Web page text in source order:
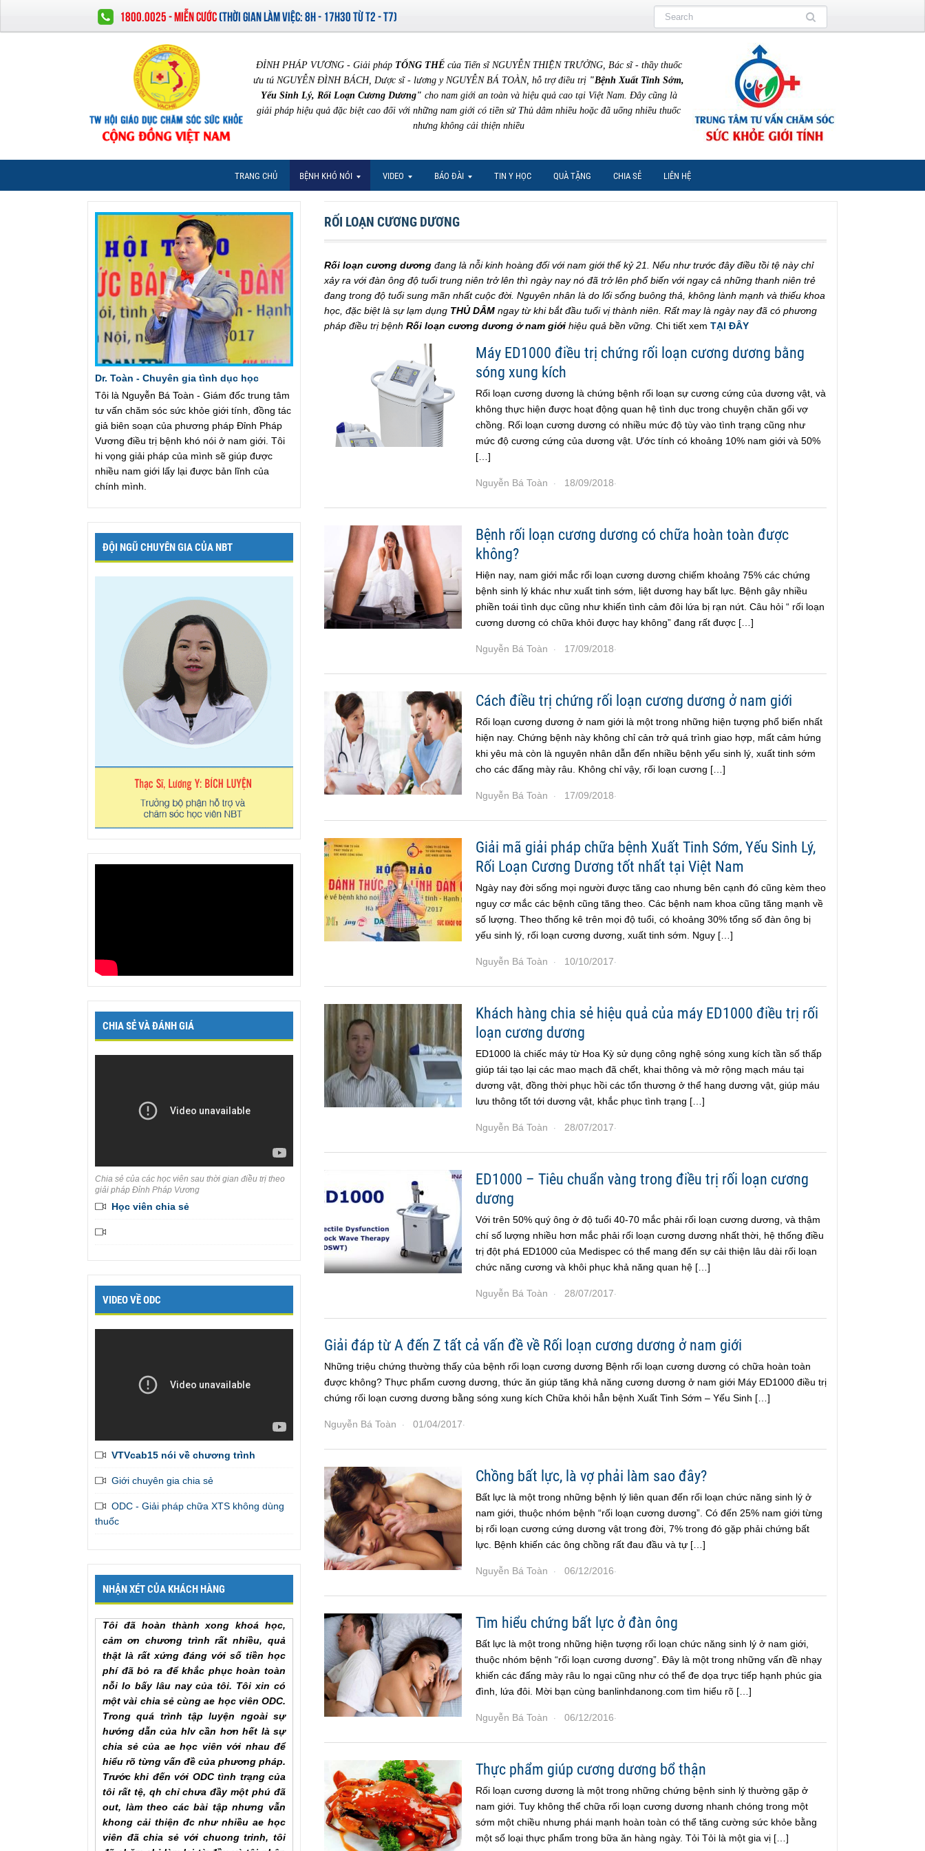
1800.0025 - MIỄN CƯỚC(THỜI GIAN LÀM VIỆC:8H - 17H30 TỪ T2 - T7)
ĐỈNH PHÁP VƯƠNG - Giải pháp TỔNG THỂcủa Tiến sĩ NGUYỄN THIỆN TRƯỞNG, Bác sĩ - thầy thuốc
ưu tú NGUYỄN ĐÌNH BÁCH, Dược sĩ - lương y NGUYỄN BÁ TOÀN, hỗ trợ điều trị "Bệnh Xuất Tinh Sớm,
Yếu Sinh Lý, Rối Loạn Cương Dương" cho nam giới an toàn và hiệu quả cao tại Việt Nam. Đây cũng là
giải pháp hiệu quả đặc biệt cao đối với những nam giới có tiền sử Thủ dâm nhiều hoặc đã uống nhiều thuốc
nhưng không cải thiện nhiều
TRANG CHỦ BỆNH KHÓ NÓI VIDEO BÁO ĐÀI TIN Y HỌC QUÀ TẶNG CHIA SẺ LIÊN HỆ
RỐI LOẠN CƯƠNG DƯƠNG
Rối loạn cương dương đang là nỗi kinh hoàng đối với nam giới thế kỷ 21. Nếu như trước đây điều tồi tệ này chỉ
xảy ra với đàn ông độ tuổi trung niên trở lên thì ngày nay nó đã trở lên phổ biến với ngay cả những thanh niên trẻ
đang trong độ tuổi sung mãn nhất cuộc đời. Nguyên nhân là do lối sống buông thả, không lành mạnh và thiếu khoa
học, đặc biệt là sự lạm dụng THỦ DÂM ngay từ khi bắt đầu tuổi vị thành niên. Rất may là ngày nay đã có phương
pháp điều trị bệnh Rối loạn cương dương ở nam giới hiệu quả bền vững. Chi tiết xem TẠI ĐÂY
Máy ED1000 điều trị chứng rối loạn cương dương bằng
sóng xung kích
Rối loạn cương dương là chứng bệnh rối loạn sự cương cứng của dương vật, và
không thực hiện được hoạt động quan hệ tình dục trong chuyện chăn gối vợ
chồng. Rối loạn cương dương có nhiều mức độ tùy vào tình trạng cũng như
mức độ cương cứng của dương vật. Ước tính có khoảng 10% nam giới và 50%
[…]
Nguyễn Bá Toàn · 18/09/2018·
Bệnh rối loạn cương dương có chữa hoàn toàn được
không?
Hiện nay, nam giới mắc rối loạn cương dương chiếm khoảng 75% các chứng
bệnh sinh lý khác như xuất tinh sớm, liệt dương hay bất lực. Bệnh gây nhiều
phiền toái tình dục cũng như khiến tình cảm đôi lứa bị rạn nứt. Câu hỏi “ rối loạn
cương dương có chữa khỏi được hay không” đang rất được […]
Nguyễn Bá Toàn · 17/09/2018·
Cách điều trị chứng rối loạn cương dương ở nam giới
Rối loạn cương dương ở nam giới là một trong những hiện tượng phổ biến nhất
hiện nay. Chứng bệnh này không chỉ cản trở quá trình giao hợp, mất cảm hứng
khi yêu mà còn là nguyên nhân dẫn đến nhiều bệnh yếu sinh lý, xuất tinh sớm
cho các đấng mày râu. Không chỉ vậy, rối loạn cương […]
Nguyễn Bá Toàn · 17/09/2018·
Giải mã giải pháp chữa bệnh Xuất Tinh Sớm, Yếu Sinh Lý,
Rối Loạn Cương Dương tốt nhất tại Việt Nam
Ngày nay đời sống mọi người được tăng cao nhưng bên cạnh đó cũng kèm theo
nguy cơ mắc các bệnh cũng tăng theo. Các bệnh nam khoa cũng tăng mạnh về
số lượng. Theo thống kê trên mọi độ tuổi, có khoảng 30% tổng số đàn ông bị
yếu sinh lý, rối loạn cương dương, xuất tinh sớm. Nguy […]
Nguyễn Bá Toàn · 10/10/2017·
Khách hàng chia sẻ hiệu quả của máy ED1000 điều trị rối
loạn cương dương
ED1000 là chiếc máy từ Hoa Kỳ sử dụng công nghệ sóng xung kích tần số thấp
giúp tái tạo lại các mao mạch đã chết, khai thông và mở rộng mạch máu tại
dương vật, đồng thời phục hồi các tổn thương ở thể hang dương vật, giúp máu
lưu thông tốt tới dương vật, khắc phục tình trạng […]
Nguyễn Bá Toàn · 28/07/2017·
ED1000 – Tiêu chuẩn vàng trong điều trị rối loạn cương
dương
Với trên 50% quý ông ở độ tuổi 40-70 mắc phải rối loạn cương dương, và thậm
chí số lượng nhiều hơn mắc phải rối loạn cương dương nhất thời, hệ thống điều
trị đột phá ED1000 của Medispec có thể mang đến sự cải thiện lâu dài rối loạn
chức năng cương và khôi phục khả năng quan hệ […]
Nguyễn Bá Toàn · 28/07/2017·
Giải đáp từ A đến Z tất cả vấn đề về Rối loạn cương dương ở nam giới
Những triệu chứng thường thấy của bệnh rối loạn cương dương Bệnh rối loạn cương dương có chữa hoàn toàn
được không? Thực phẩm cương dương, thức ăn giúp tăng khả năng cương dương ở nam giới Máy ED1000 điều trị
chứng rối loạn cương dương bằng sóng xung kích Chữa khỏi hẳn bệnh Xuất Tinh Sớm – Yếu Sinh […]
Nguyễn Bá Toàn · 01/04/2017·
Chồng bất lực, là vợ phải làm sao đây?
Bất lực là một trong những bệnh lý liên quan đến rối loạn chức năng sinh lý ở
nam giới, thuộc nhóm bệnh “rối loạn cương dương”. Có đến 25% nam giới từng
bị rối loạn cương cứng dương vật trong đời, 7% trong đó gặp phải chứng bất
lực. Bệnh khiến các ông chồng rất đau đầu và tự […]
Nguyễn Bá Toàn · 06/12/2016·
Tìm hiểu chứng bất lực ở đàn ông
Bất lực là một trong những hiện tượng rối loạn chức năng sinh lý ở nam giới,
thuộc nhóm bệnh “rối loạn cương dương”. Đây là một trong những vấn đề nhạy
khiến các đấng mày râu lo ngại cũng như có thể đe dọa trực tiếp hạnh phúc gia
đình, lứa đôi. Mời bạn cùng banlinhdanong.com tìm hiểu rõ […]
Nguyễn Bá Toàn · 06/12/2016·
Thực phẩm giúp cương dương bổ thận
Rối loạn cương dương là một trong những chứng bệnh sinh lý thường gặp ở
nam giới. Tuy không thể chữa rối loạn cương dương nhanh chóng trong một
sớm một chiều nhưng phái mạnh hoàn toàn có thể tăng cường sức khỏe bằng
một số loại thực phẩm trong bữa ăn hàng ngày. Tỏi Tỏi là một gia vị […]
Dr. Toàn - Chuyên gia tình dục học
Tôi là Nguyễn Bá Toàn - Giám đốc trung tâm
tư vấn chăm sóc sức khỏe giới tính, đồng tác
giả biên soạn của phương pháp Đỉnh Pháp
Vương điều trị bệnh khó nói ở nam giới. Tôi
hi vọng giải pháp của mình sẽ giúp được
nhiều nam giới lấy lại được bản lĩnh của
chính mình.
ĐỘI NGŨ CHUYÊN GIA CỦA NBT
CHIA SẺ VÀ ĐÁNH GIÁ
Chia sẻ của các học viên sau thời gian điều trị theo
giải pháp Đỉnh Pháp Vương
Học viên chia sẻ
VIDEO VỀ ODC
VTVcab15 nói về chương trình
Giới chuyên gia chia sẻ
ODC - Giải pháp chữa XTS không dùng
thuốc
NHẬN XÉT CỦA KHÁCH HÀNG
Em đã liên tục được bạn gái khen là
thành công vượt bậc trên giường
Mr. Khang, Lâm Đồng
Tôi đã hoàn thành xong khoá học,
cảm ơn chương trình rất nhiều, quả
thật là rất xứng đáng với số tiền học
phí đã bỏ ra để khắc phục hoàn toàn
nỗi lo bấy lâu nay của tôi. Tôi xin có
một vài chia sẻ cùng ae học viên ODC.
Trong quá trình tập luyện ngoài sự
hướng dẫn của hlv cần hơn hết là sự
chia sẻ của ae học viên với nhau để
hiểu rõ từng vấn đề của phương pháp.
Trước khi đến với ODC tình trạng của
tôi rất tệ, qh chỉ chưa đầy một phú đã
out, làm theo các bài tập nhưng vẫn
khong cải thiện đc như nhiều ae học
viên đã chia sẻ với chuong trinh, tôi
đã chăm chỉ làm lại từ đầu và tôi nhận